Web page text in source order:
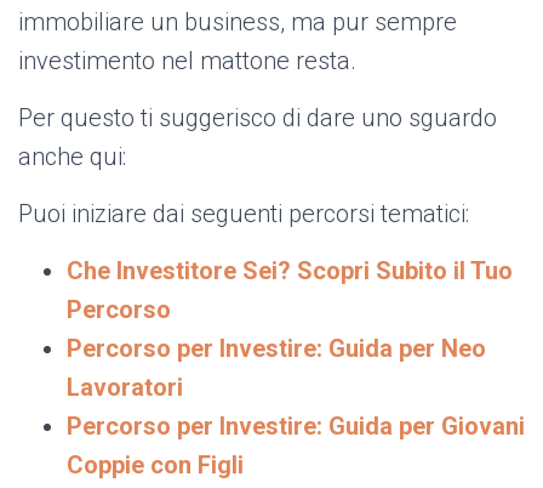
immobiliare un business, ma pur sempre
investimento nel mattone resta.
Per questo ti suggerisco di dare uno sguardo
anche qui:
Puoi iniziare dai seguenti percorsi tematici:
Che Investitore Sei? Scopri Subito il Tuo
Percorso
Percorso per Investire: Guida per Neo
Lavoratori
Percorso per Investire: Guida per Giovani
Coppie con Figli